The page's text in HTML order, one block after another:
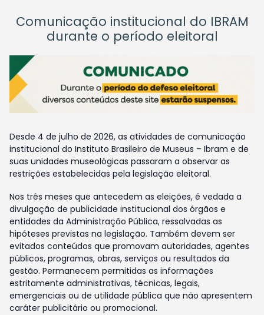
Comunicação institucional do IBRAM
durante o período eleitoral
Desde 4 de julho de 2026, as atividades de comunicação
institucional do Instituto Brasileiro de Museus – Ibram e de
suas unidades museológicas passaram a observar as
restrições estabelecidas pela legislação eleitoral.
Nos três meses que antecedem as eleições, é vedada a
divulgação de publicidade institucional dos órgãos e
entidades da Administração Pública, ressalvadas as
hipóteses previstas na legislação. Também devem ser
evitados conteúdos que promovam autoridades, agentes
públicos, programas, obras, serviços ou resultados da
gestão. Permanecem permitidas as informações
estritamente administrativas, técnicas, legais,
emergenciais ou de utilidade pública que não apresentem
caráter publicitário ou promocional.